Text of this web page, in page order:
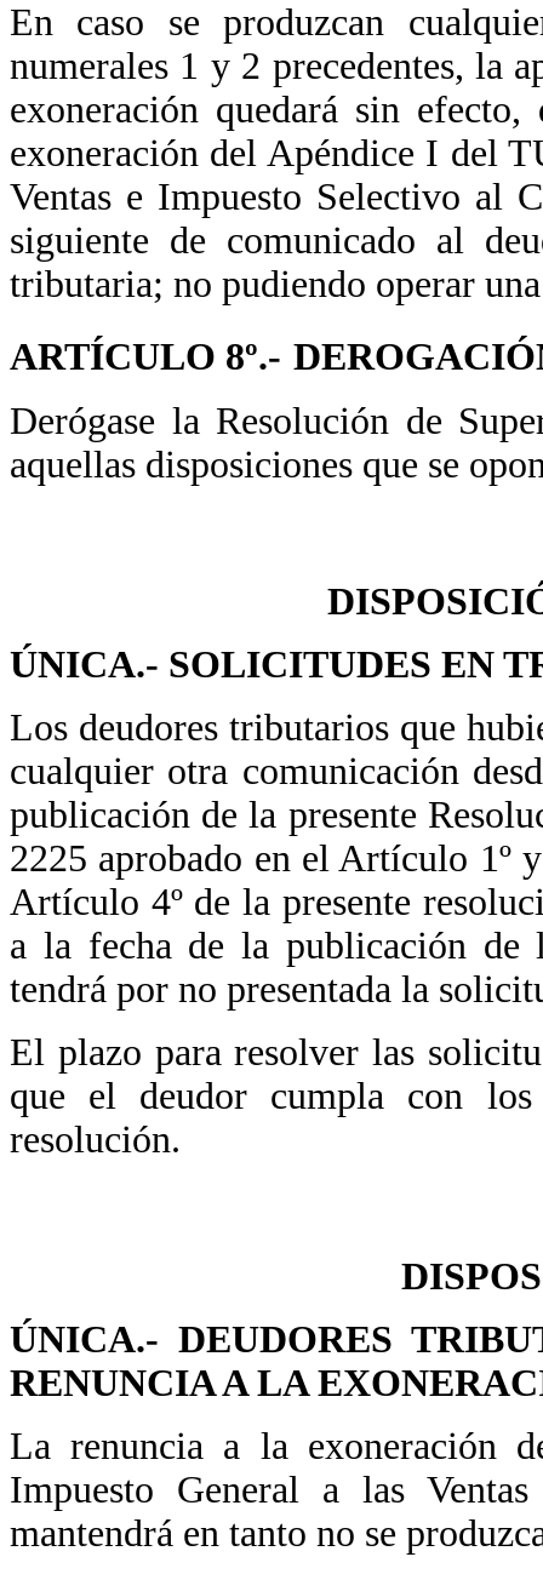
En caso se produzcan
numerales 1 y 2 precedentes, la
exoneración quedará sin
exoneración del Apéndice I del
Ventas e Impuesto Selectivo al
siguiente de comunicado al
tributaria; no pudiendo operar
ARTÍCULO 8º.-
Derógase la Resolución de
aquellas disposiciones que se
ÚNICA.- SOLICITUDES EN
Los deudores tributarios que
cualquier otra comunicación
publicación de la presente
2225 aprobado en el Artículo 1º
Artículo 4º de la presente
a la fecha de la publicación de
tendrá por no presentada la
El plazo para resolver las
que el deudor cumpla con los
resolución.
ÚNICA.- DEUDORES
RENUNCIA A LA
La renuncia a la exoneración
Impuesto General a las
mantendrá en tanto no se